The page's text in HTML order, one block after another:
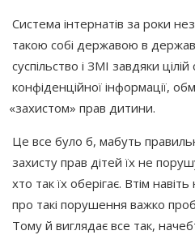
Система інтернатів за роки
такою собі державою в
суспільство і ЗМІ завдяки
конфіденційної інформації,
«захистом» прав дитини.
Це все було б, мабуть
захисту прав дітей їх не
хто так їх оберігає. Втім
про такі порушення важко
Тому й виглядає все так,